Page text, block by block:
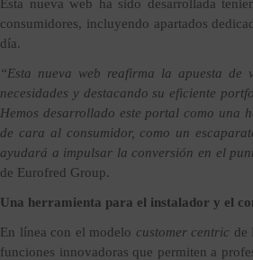
Esta nueva web ha sido desarrollada
consumidores, incluyendo apartados
día.
“Esta nueva web reafirma la apuesta
necesidades y destacando su eficiente
Hemos desarrollado este portal como una
de cara al consumidor, como un
ayudará a impulsar la conversión en el
de Eurofred Group.
Una herramienta para el instalador y el
En línea con el modelo customer centric de
funciones innovadoras que permiten a